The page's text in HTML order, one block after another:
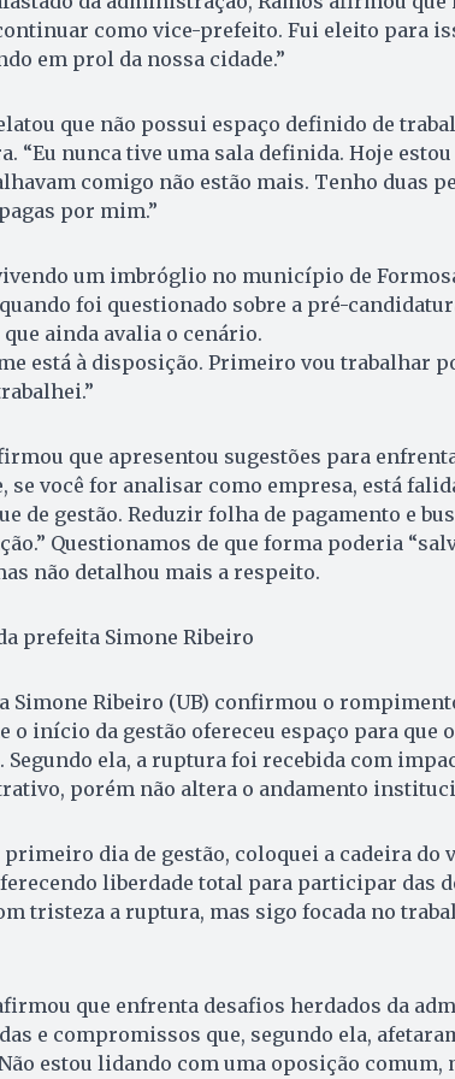
como vice-prefeito. Fui eleito para
em prol da nossa cidade.”
que não possui espaço definido de
“Eu nunca tive uma sala definida. Hoje
comigo não estão mais. Tenho duas
por mim.”
um imbróglio no município de
foi questionado sobre a pré-
que ainda avalia o cenário.
está à disposição. Primeiro vou trabalhar
que apresentou sugestões para
se você for analisar como empresa, está
de gestão. Reduzir folha de pagamento e
Questionamos de que forma poderia
não detalhou mais a respeito.
prefeita Simone Ribeiro
Simone Ribeiro (UB) confirmou o
o início da gestão ofereceu espaço para que
Segundo ela, a ruptura foi recebida com
porém não altera o andamento
primeiro dia de gestão, coloquei a cadeira do
liberdade total para participar das
tristeza a ruptura, mas sigo focada no
que enfrenta desafios herdados da
e compromissos que, segundo ela,
estou lidando com uma oposição comum,